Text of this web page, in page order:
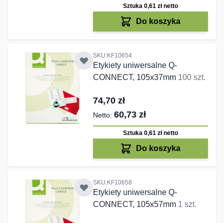
Sztuka 0,61 złnetto
Do koszyka
SKU:KF10654
Etykiety uniwersalne Q-
CONNECT, 105x37mm 100 szt.
74,70 zł
60,73 zł
Sztuka 0,61 złnetto
Do koszyka
SKU:KF10658
Etykiety uniwersalne Q-
CONNECT, 105x57mm 1 szt.